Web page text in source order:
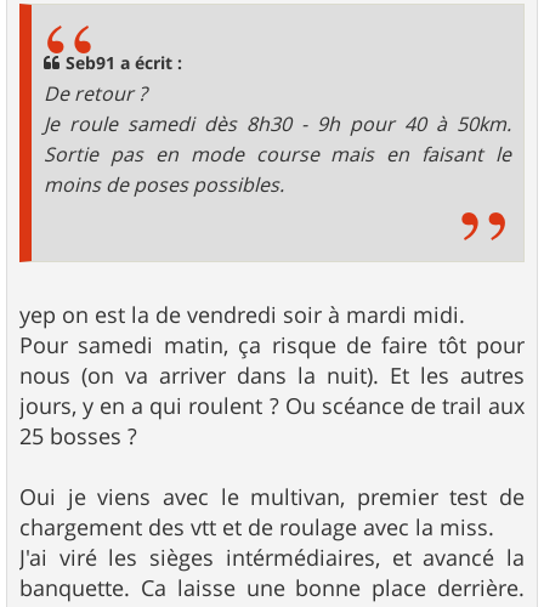
Seb91 a écrit :
De retour ?
Je roule samedi dès 8h30 - 9h pour 40 à 50km.
Sortie pas en mode course mais en faisant le
moins de poses possibles.
yep on est la de vendredi soir à mardi midi.
Pour samedi matin, ça risque de faire tôt pour
nous (on va arriver dans la nuit). Et les autres
jours, y en a qui roulent ? Ou scéance de trail aux
25 bosses ?
Oui je viens avec le multivan, premier test de
chargement des vtt et de roulage avec la miss.
J'ai viré les sièges intérmédiaires, et avancé la
banquette. Ca laisse une bonne place derrière.